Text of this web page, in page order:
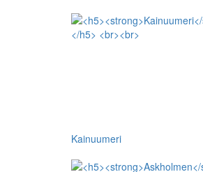
Kainuumeri